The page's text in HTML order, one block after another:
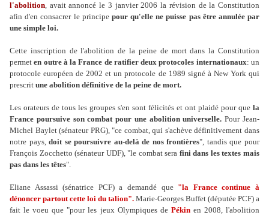
l'abolition, avait annoncé le 3 janvier 2006 la révision de la Constitution
afin d'en consacrer le principe pour qu'elle ne puisse pas être annulée par
une simple loi.
Cette inscription de l'abolition de la peine de mort dans la Constitution
permeten outre à la France de ratifier deux protocoles internationaux: un
protocole européen de 2002 et un protocole de 1989 signé à New York qui
prescrit une abolition définitive de la peine de mort.
Les orateurs de tous les groupes s'en sont félicités et ont plaidé pour que la
France poursuive son combat pour une abolition universelle. Pour Jean-
Michel Baylet (sénateur PRG), "ce combat, qui s'achève définitivement dans
notre pays,doit se poursuivre au-delà de nos frontières", tandis que pour
François Zocchetto (sénateur UDF), "le combat sera fini dans les textes mais
pas dans les têtes".
Eliane Assassi (sénatrice PCF) a demandé que"la France continue à
dénoncer partout cette loi du talion". Marie-Georges Buffet (députée PCF) a
fait le voeu que "pour les jeux Olympiques de Pékinen 2008, l'abolition